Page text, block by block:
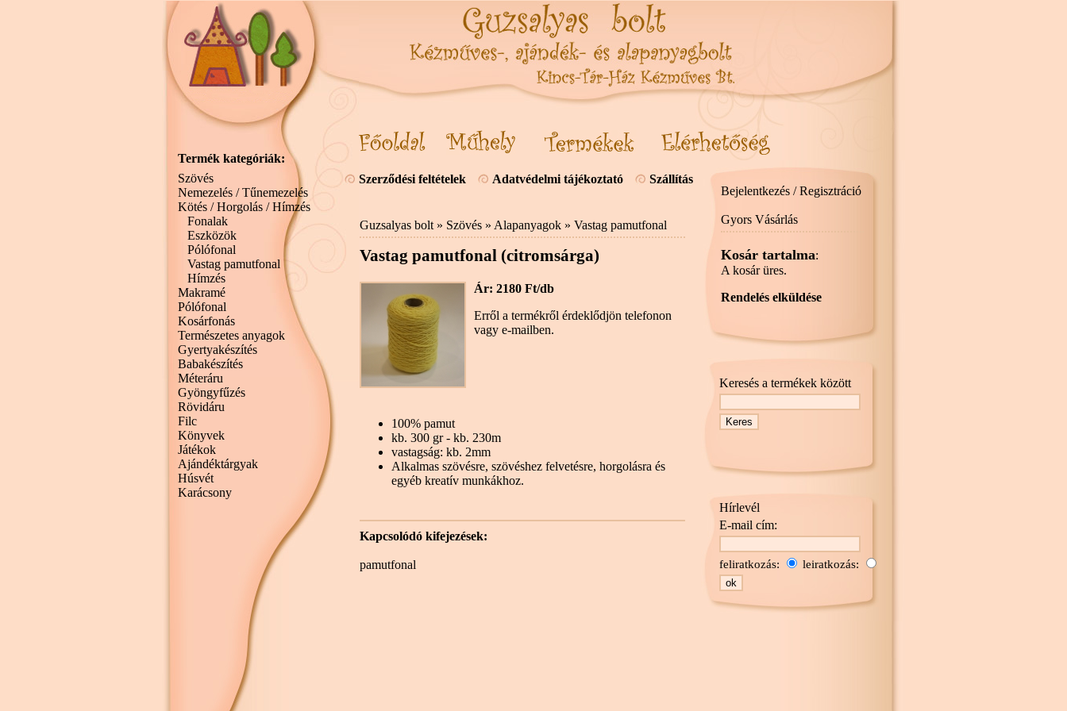
Szerződési feltételek Adatvédelmi tájékoztató Szállítás
Guzsalyas bolt » Szövés » Alapanyagok » Vastag pamutfonal
Vastag pamutfonal (citromsárga)
Ár: 2180 Ft/db
Erről a termékről érdeklődjön telefonon
vagy e-mailben.
100% pamut
kb. 300 gr - kb. 230m
vastagság: kb. 2mm
Alkalmas szövésre, szövéshez felvetésre, horgolásra és
egyéb kreatív munkákhoz.
Kapcsolódó kifejezések:
pamutfonal
Bejelentkezés / Regisztráció
Gyors Vásárlás
Kosár tartalma:
A kosár üres.
Rendelés elküldése
Keresés a termékek között
Hírlevél
E-mail cím:
feliratkozás: leiratkozás:
Termék kategóriák:
Szövés
Nemezelés / Tűnemezelés
Kötés / Horgolás / Hímzés
Fonalak
Eszközök
Pólófonal
Vastag pamutfonal
Hímzés
Makramé
Pólófonal
Kosárfonás
Természetes anyagok
Gyertyakészítés
Babakészítés
Méteráru
Gyöngyfűzés
Rövidáru
Filc
Könyvek
Játékok
Ajándéktárgyak
Húsvét
Karácsony